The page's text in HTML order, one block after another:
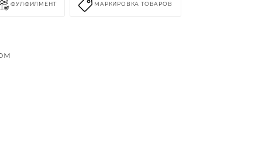
ФУЛФИЛМЕНТ МАРКИРОВКА ТОВАРОВ